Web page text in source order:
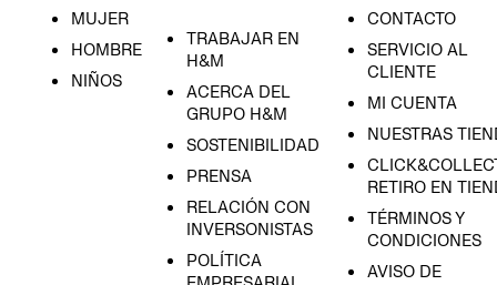
MUJER
HOMBRE
NIÑOS
TRABAJAR EN
H&M
ACERCA DEL
GRUPO H&M
SOSTENIBILIDAD
PRENSA
RELACIÓN CON
INVERSONISTAS
POLÍTICA
CONTACTO
SERVICIO AL
CLIENTE
MI CUENTA
NUESTRAS
RETIRO EN
TÉRMINOS Y
CONDICIONES
AVISO DE